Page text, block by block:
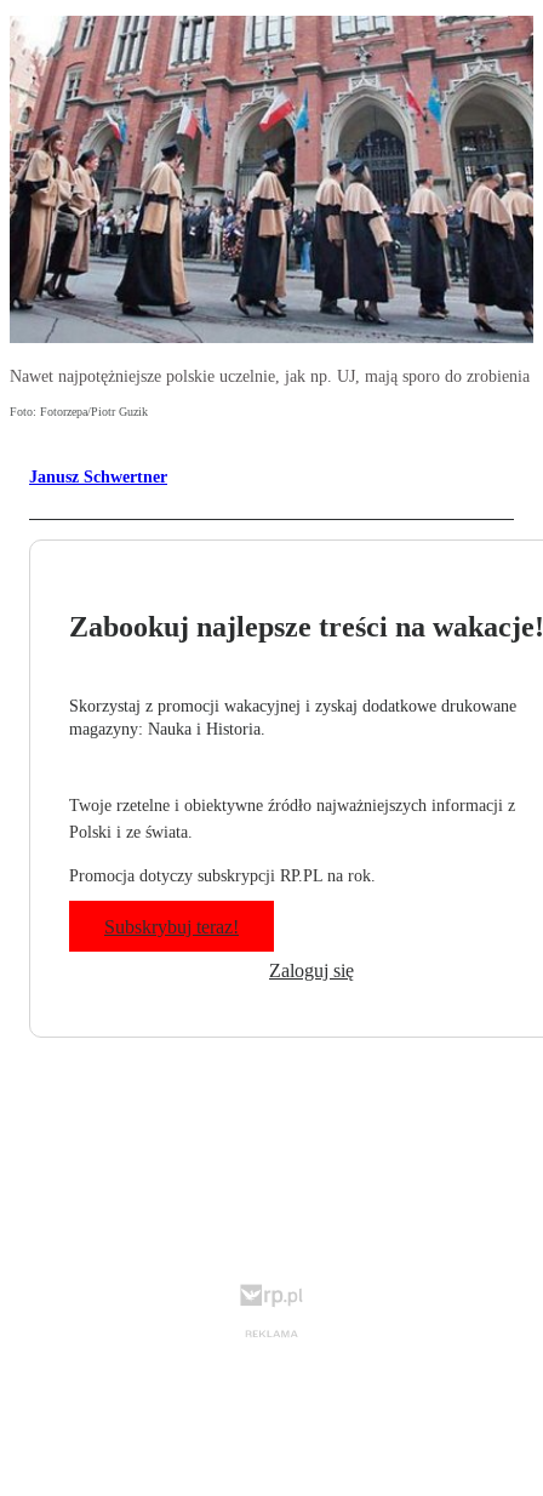
Nawet najpotężniejsze polskie uczelnie, jak np. UJ, mają sporo do zrobienia
Foto: Fotorzepa/Piotr Guzik
Janusz Schwertner
Zabookuj najlepsze treści na wakacje!
Skorzystaj z promocji wakacyjnej i zyskaj dodatkowe drukowane
magazyny: Nauka i Historia.
Twoje rzetelne i obiektywne źródło najważniejszych informacji z
Polski i ze świata.
Promocja dotyczy subskrypcji RP.PL na rok.
Subskrybuj teraz!
Zaloguj się